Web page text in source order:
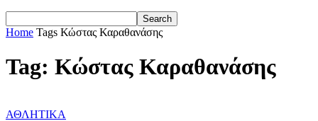
Home Tags Κώστας Καραθανάσης
Tag: Κώστας Καραθανάσης
ΑΘΛΗΤΙΚΑ